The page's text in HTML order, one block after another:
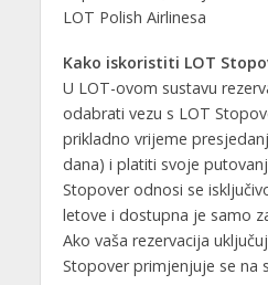
LOT Polish Airlinesa
Kako iskoristiti LOT
U LOT-ovom sustavu
odabrati vezu s LOT
prikladno vrijeme
dana) i platiti svoje
Stopover odnosi se
letove i dostupna je samo
Ako vaša rezervacija
Stopover primjenjuje se na